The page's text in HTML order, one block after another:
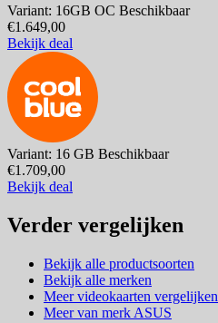
Variant: 16GB OC Beschikbaar
€1.649,00
Bekijk deal
Variant: 16 GB Beschikbaar
€1.709,00
Bekijk deal
Verder vergelijken
Bekijk alle productsoorten
Bekijk alle merken
Meer videokaarten vergelijken
Meer van merk ASUS